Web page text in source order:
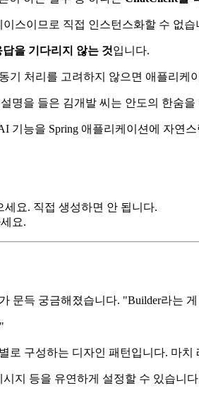
스이므로 직접 인스턴스화할 수 없습
답을 기다리지 않는 것입니다.
기 처리를 고려하지 않으면 애플리케
명을 들은 김개발 씨는 안도의 한숨을
기능을 Spring 애플리케이션에 자
세요. 직접 생성하면 안 됩니다.
요.
문득 궁금해졌습니다. "Builder라는
로 구성하는 디자인 패턴입니다. 마
지 등을 유연하게 설정할 수 있습니